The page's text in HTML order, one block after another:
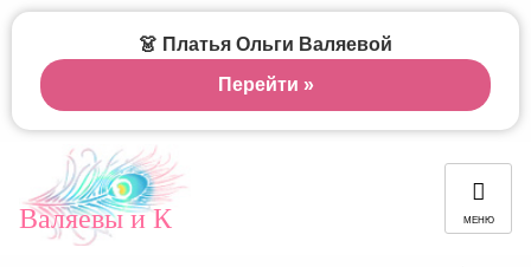
Валяевы и К МЕНЮ
👗 Платья Ольги Валяевой
Перейти »